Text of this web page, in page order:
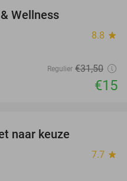
Wellness
8.8 star
Regulier €31,50
€15
naar keuze
7.7 star